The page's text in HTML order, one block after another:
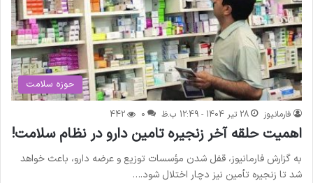
حوزه سلامت
فارمانیوز 28 تیر 1404 - 12:49 ب.ظ 0
442
اهمیت حلقه آخر زنجیره تامین دارو در نظام سلامت!
به گزارش فارمانیوز، قفل شدن مؤسسات توزیع و عرضه دارو، باعث خواهد
شد تا زنجیره تأمین نیز دچار اختلال شود.…